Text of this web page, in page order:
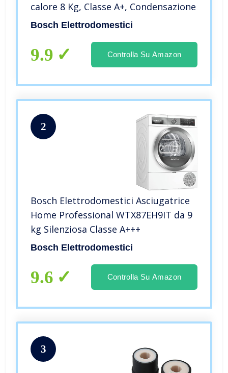
calore 8 Kg, Classe A+, Condensazione
Bosch Elettrodomestici
9.9 Controlla Su Amazon
2
Bosch Elettrodomestici Asciugatrice
Home Professional WTX87EH9IT da 9
kg Silenziosa Classe A+++
Bosch Elettrodomestici
9.6 Controlla Su Amazon
3